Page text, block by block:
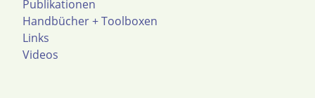
Publikationen
Handbücher + Toolboxen
Links
Videos